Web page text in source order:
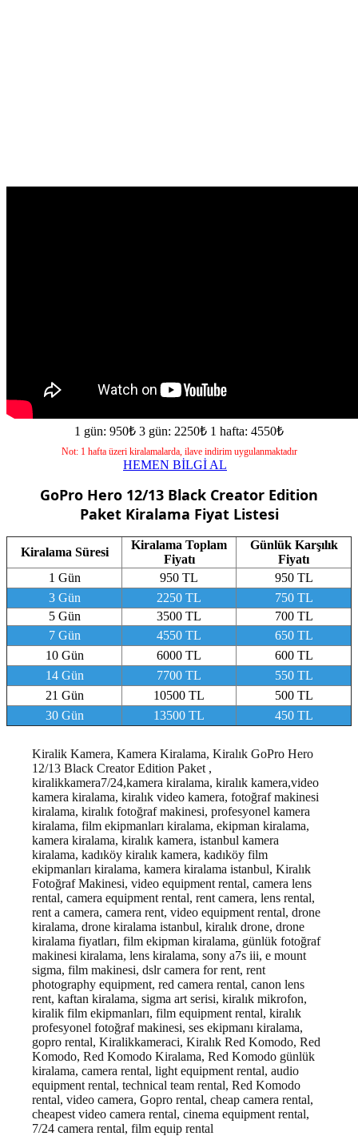
1 gün: 950₺ 3 gün: 2250₺ 1 hafta: 4550₺
Not: 1 hafta üzeri kiralamalarda, ilave indirim uygulanmaktadır
HEMEN BİLGİ AL
GoPro Hero 12/13 Black Creator Edition
Paket Kiralama Fiyat Listesi
Kiralama Süresi
Kiralama Toplam
Fiyatı
Günlük Karşılık
Fiyatı
1 Gün
950 TL
950 TL
3 Gün
2250 TL
750 TL
5 Gün
3500 TL
700 TL
7 Gün
4550 TL
650 TL
10 Gün
6000 TL
600 TL
14 Gün
7700 TL
550 TL
21 Gün
10500 TL
500 TL
30 Gün
13500 TL 450 TL
Kiralik Kamera, Kamera Kiralama, Kiralık GoPro Hero
12/13 Black Creator Edition Paket ,
kiralikkamera7/24,kamera kiralama, kiralık kamera,video
kamera kiralama, kiralık video kamera, fotoğraf makinesi
kiralama, kiralık fotoğraf makinesi, profesyonel kamera
kiralama, film ekipmanları kiralama, ekipman kiralama,
kamera kiralama, kiralık kamera, istanbul kamera
kiralama, kadıköy kiralık kamera, kadıköy film
ekipmanları kiralama, kamera kiralama istanbul, Kiralık
Fotoğraf Makinesi, video equipment rental, camera lens
rental, camera equipment rental, rent camera, lens rental,
rent a camera, camera rent, video equipment rental, drone
kiralama, drone kiralama istanbul, kiralık drone, drone
kiralama fiyatları, film ekipman kiralama, günlük fotoğraf
makinesi kiralama, lens kiralama, sony a7s iii, e mount
sigma, film makinesi, dslr camera for rent, rent
photography equipment, red camera rental, canon lens
rent, kaftan kiralama, sigma art serisi, kiralık mikrofon,
kiralik film ekipmanları, film equipment rental, kiralık
profesyonel fotoğraf makinesi, ses ekipmanı kiralama,
gopro rental, Kiralikkameraci, Kiralık Red Komodo, Red
Komodo, Red Komodo Kiralama, Red Komodo günlük
kiralama, camera rental, light equipment rental, audio
equipment rental, technical team rental, Red Komodo
rental, video camera, Gopro rental, cheap camera rental,
cheapest video camera rental, cinema equipment rental,
7/24 camera rental, film equip rental